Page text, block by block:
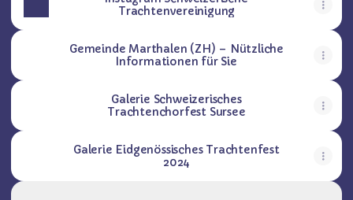
Trachtenvereinigung
Gemeinde Marthalen (ZH) – Nützliche
Informationen für Sie
Galerie Schweizerisches
Trachtenchorfest Sursee
Galerie Eidgenössisches Trachtenfest
2024